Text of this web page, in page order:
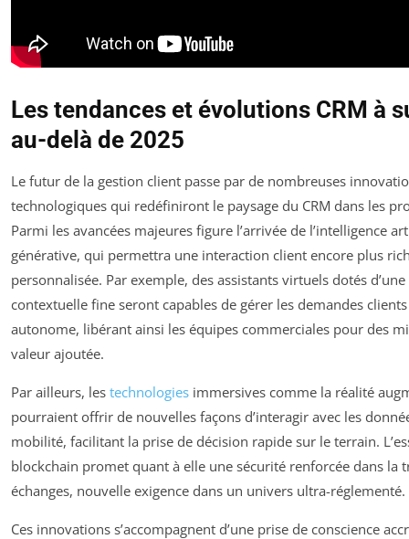
Les tendances et évolutions CRM à
au-delà de 2025
Le futur de la gestion client passe par de nombreuses
technologiques qui redéfiniront le paysage du CRM dans les
Parmi les avancées majeures figure l’arrivée de l’intelligence
générative, qui permettra une interaction client encore plus
personnalisée. Par exemple, des assistants virtuels dotés
contextuelle fine seront capables de gérer les demandes
autonome, libérant ainsi les équipes commerciales pour des
valeur ajoutée.
Par ailleurs, les technologies immersives comme la réalité
pourraient offrir de nouvelles façons d’interagir avec les
mobilité, facilitant la prise de décision rapide sur le terrain.
blockchain promet quant à elle une sécurité renforcée dans la
échanges, nouvelle exigence dans un univers ultra-réglementé.
Ces innovations s’accompagnent d’une prise de conscience